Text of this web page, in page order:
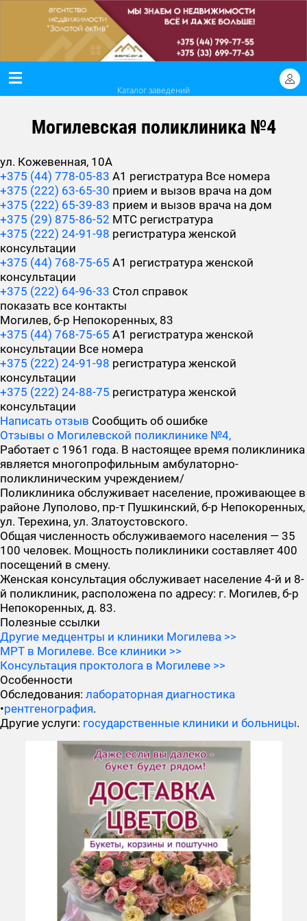
Каталог заведений
Могилевская поликлиника №4
ул. Кожевенная, 10А
+375 (44) 778-05-83 А1 регистратура Все номера
+375 (222) 63-65-30 прием и вызов врача на дом
+375 (222) 65-39-83 прием и вызов врача на дом
+375 (29) 875-86-52 МТС регистратура
+375 (222) 24-91-98 регистратура женской
консультации
+375 (44) 768-75-65 А1 регистратура женской
консультации
+375 (222) 64-96-33 Стол справок
показать все контакты
Могилев, б-р Непокоренных, 83
+375 (44) 768-75-65 А1 регистратура женской
консультации Все номера
+375 (222) 24-91-98 регистратура женской
консультации
+375 (222) 24-88-75 регистратура женской
консультации
Написать отзыв Сообщить об ошибке
Отзывы о Могилевской поликлинике №4,
Работает с 1961 года. В настоящее время поликлиника
является многопрофильным амбулаторно-
поликлиническим учреждением/
Поликлиника обслуживает население, проживающее в
районе Луполово, пр-т Пушкинский, б-р Непокоренных,
ул. Терехина, ул. Златоустовского.
Общая численность обслуживаемого населения — 35
100 человек. Мощность поликлиники составляет 400
посещений в смену.
Женская консультация обслуживает население 4-й и 8-
й поликлиник, расположена по адресу: г. Могилев, б-р
Непокоренных, д. 83.
Полезные ссылки
Другие медцентры и клиники Могилева >>
МРТ в Могилеве. Все клиники >>
Консультация проктолога в Могилеве >>
Особенности
Обследования: лабораторная диагностика
•рентгенография.
Другие услуги: государственные клиники и больницы.